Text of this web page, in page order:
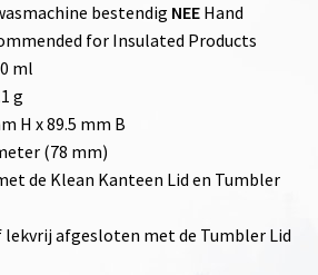
bestendig NEEHand
for Insulated Products
ml
g
H x 89.5 mm B
(78 mm)
de Klean Kanteen Lid en Tumbler
afgesloten met de Tumbler Lid